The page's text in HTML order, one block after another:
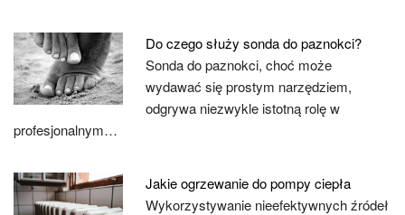
Do czego służy sonda do paznokci?
Sonda do paznokci, choć może
wydawać się prostym narzędziem,
odgrywa niezwykle istotną rolę w
profesjonalnym…
Jakie ogrzewanie do pompy ciepła
Wykorzystywanie nieefektywnych źródeł